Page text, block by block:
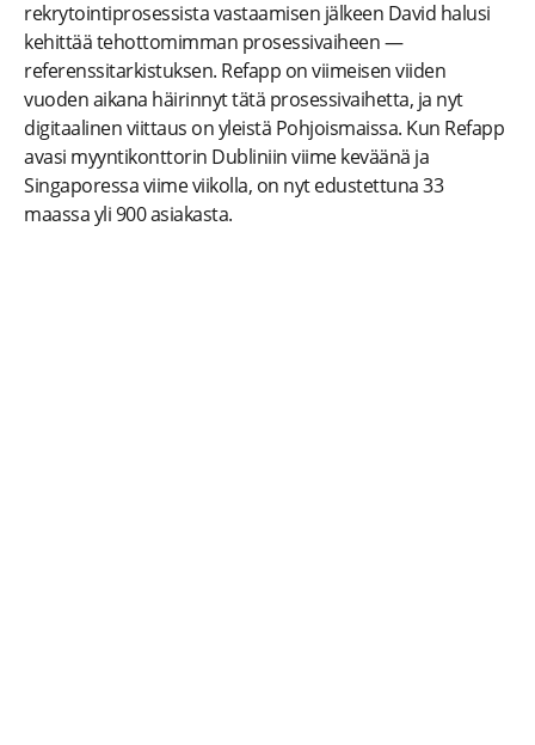
rekrytointiprosessista vastaamisen jälkeen David halusi
kehittää tehottomimman prosessivaiheen —
referenssitarkistuksen. Refapp on viimeisen viiden
vuoden aikana häirinnyt tätä prosessivaihetta, ja nyt
digitaalinen viittaus on yleistä Pohjoismaissa. Kun Refapp
avasi myyntikonttorin Dubliniin viime keväänä ja
Singaporessa viime viikolla, on nyt edustettuna 33
maassa yli 900 asiakasta.